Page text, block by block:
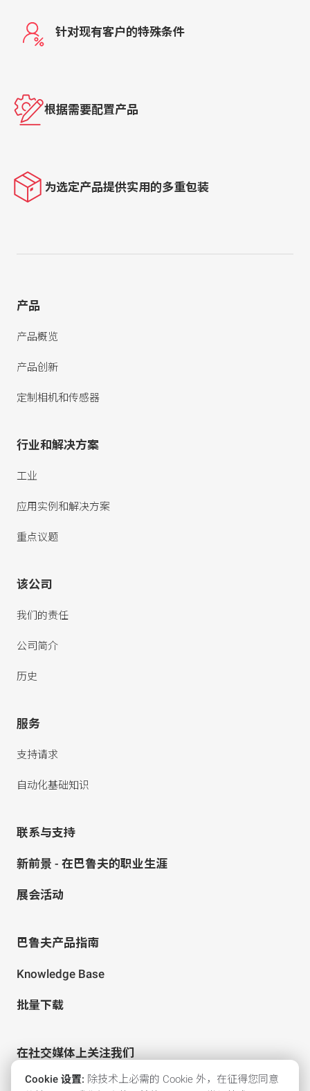
针对现有客户的特殊条件
根据需要配置产品
为选定产品提供实用的多重包装
产品
产品概览
产品创新
定制相机和传感器
行业和解决方案
工业
应用实例和解决方案
重点议题
该公司
我们的责任
公司简介
历史
服务
支持请求
自动化基础知识
联系与支持
新前景 - 在巴鲁夫的职业生涯
展会活动
巴鲁夫产品指南
Knowledge Base
批量下载
在社交媒体上关注我们
Cookie 设置: 除技术上必需的 Cookie 外，在征得您同意